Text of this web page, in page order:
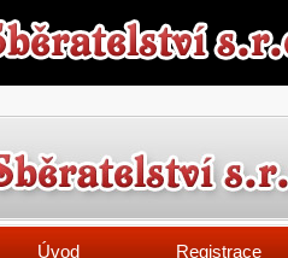
Úvod Registrace